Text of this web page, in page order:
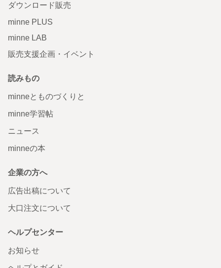
ダウンロード販売
minne PLUS
minne LAB
販売支援企画・イベント
読みもの
minneとものづくりと
minne学習帖
ニュース
minneの本
企業の方へ
広告出稿について
大口注文について
ヘルプセンター
お知らせ